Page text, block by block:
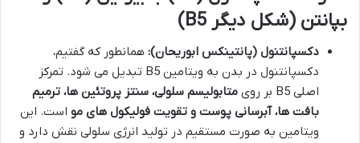
بپانتن (شکل دیگر B5)
دکسپانتنول (پانتینکس ابوریحان): همانطور که گفتیم،
دکسپانتنول در بدن به ویتامین B5 تبدیل می شود. تمرکز
اصلی B5 بر روی
متابولیسم سلولی، سنتز پروتئین ها، ترمیم
بافت ها، آبرسانی پوست و تقویت فولیکول های مو است. این
ویتامین به صورت مستقیم در تولید انرژی سلولی نقش دارد و